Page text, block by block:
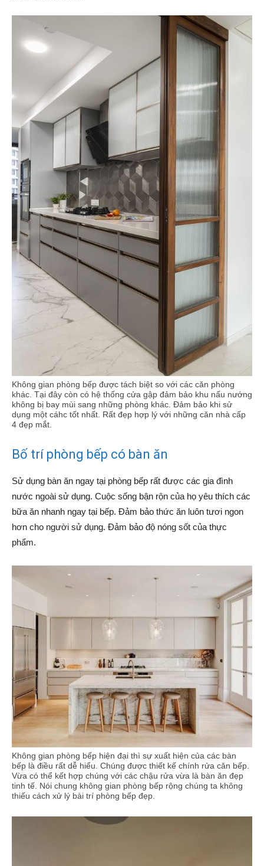
Không gian phòng bếp được tách biệt so với các căn phòng
khác. Tại đây còn có hệ thống cửa gập đảm bảo khu nấu nướng
không bị bay mùi sang những phòng khác. Đảm bảo khi sử
dụng một cáhc tốt nhất. Rất đẹp hợp lý với những căn nhà cấp
4 đẹp mắt.
Bố trí phòng bếp có bàn ăn
Sử dụng bàn ăn ngay tại phòng bếp rất được các gia đình
nước ngoài sử dụng. Cuộc sống bận rộn của họ yêu thích các
bữa ăn nhanh ngay tại bếp. Đảm bảo thức ăn luôn tươi ngon
hơn cho người sử dụng. Đảm bảo độ nóng sốt của thực
phẩm.
Không gian phòng bếp hiện đại thì sự xuất hiện của các bàn
bếp là điều rất dễ hiểu. Chúng được thiết kế chính rửa căn bếp.
Vừa có thể kết hợp chúng với các chậu rửa vừa là bàn ăn đẹp
tinh tế. Nói chung không gian phòng bếp rộng chúng ta không
thiếu cách xử lý bài trí phòng bếp đẹp.